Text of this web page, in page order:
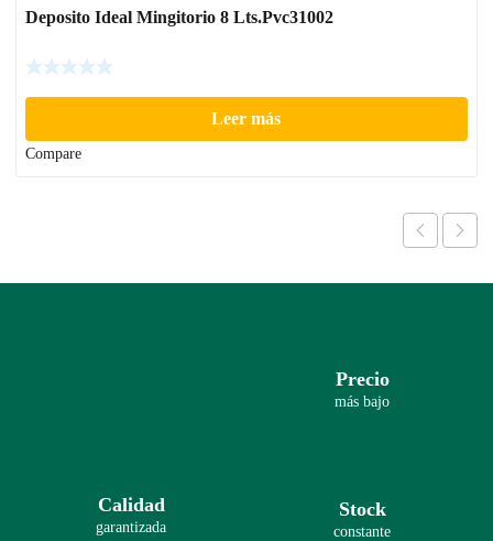
Deposito Ideal Mingitorio 8 Lts.Pvc31002
Leer más
Compare
Precio
más bajo
Calidad
garantizada
Stock
constante